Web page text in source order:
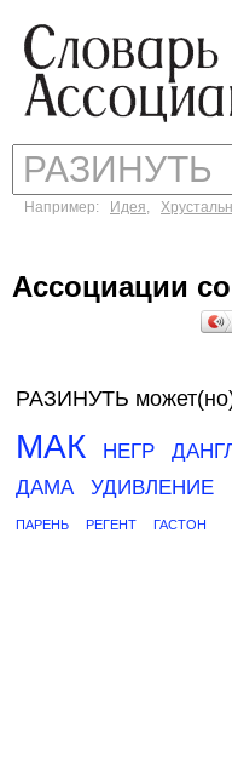
Например: Идея,
Ассоциации
РАЗИНУТЬ
МАК НЕГР
ДАМА
УДИВЛЕНИЕ
ПАРЕНЬ РЕГЕНТ ГАСТОН